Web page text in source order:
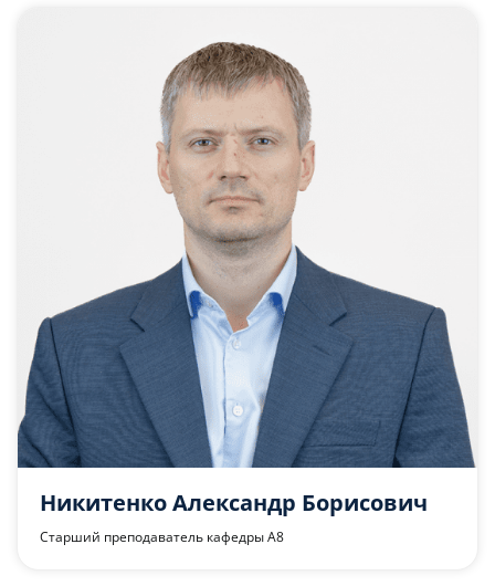
Никитенко Александр Борисович
Старший преподаватель кафедры А8